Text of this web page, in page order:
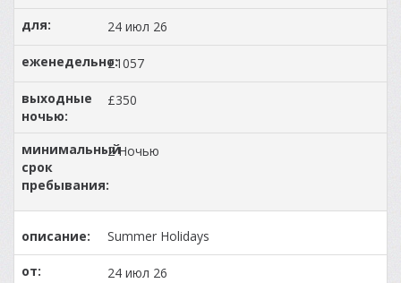
24 июл 26
£1057
£350
2 Ночью
Summer Holidays
24 июл 26